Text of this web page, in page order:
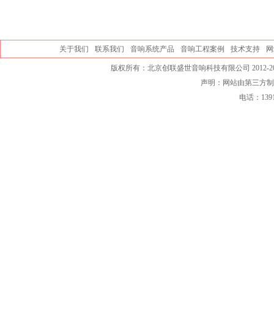
关于我们 联系我们 音响系统产品 音响工程案例 技术支持
版权所有：北京创联盛世音响科技有限公司 2012-
声明：网站由第三方
电话：